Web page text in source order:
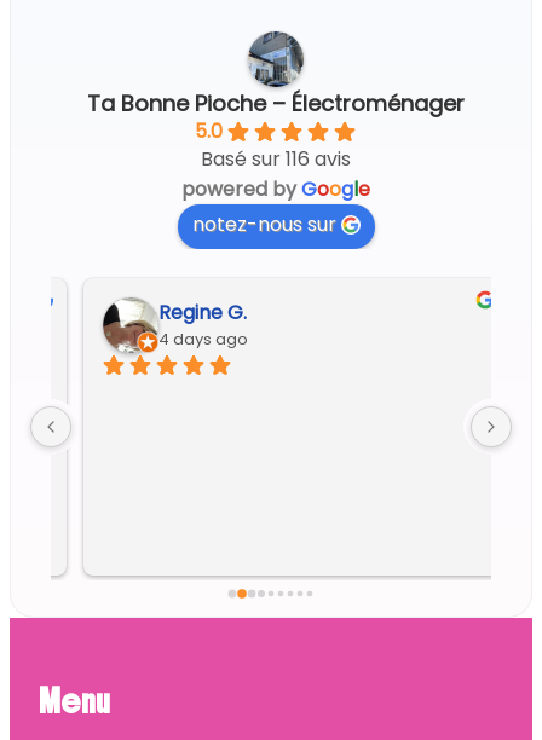
Ta Bonne Pioche – Électroménager
5.0
Basé sur 116 avis
powered byGoogle
notez-nous sur
Regine G.
4 days ago
Menu